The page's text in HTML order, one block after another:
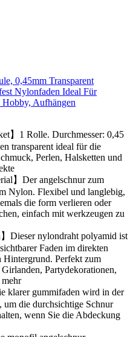
0,45mm Transparent
Nylonfaden Ideal Für
Hobby, Aufhängen
】1 Rolle. Durchmesser: 0,45
transparent ideal für die
Perlen, Halsketten und
】Der angelschnur zum
Nylon. Flexibel und langlebig,
die form verlieren oder
einfach mit werkzeugen zu
】Dieser nylondraht polyamid ist
Faden im direkten
Perfekt zum
Partydekorationen,
klarer gummifaden wird in der
die durchsichtige Schnur
wenn Sie die Abdeckung